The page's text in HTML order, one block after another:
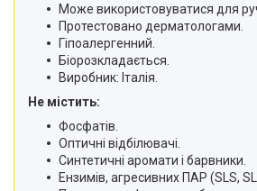
Може використовуватися для
Протестовано дерматологами.
Гіпоалергенний.
Біорозкладається.
Виробник: Італія.
Не містить:
Фосфатів.
Оптичні відбілювачі.
Синтетичні аромати і барвники.
Ензимів, агресивних ПАР (SLS,